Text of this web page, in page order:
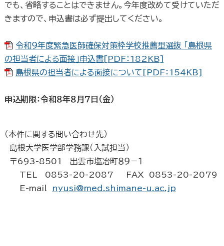
でも、省略することはできません。今年度改めて受けていただ
きますので、申込書は必ず提出してください。
令和９年度緊急医師確保対策枠学校推薦型選抜 「島根県
の担当者による面接」申込書[PDF：182KB]
島根県の担当者による面接について[PDF：154KB]
申込期限：令和８年８月７日（金）
（本件に関する問い合わせ先）
島根大学医学部学務課（入試担当）
〒693-8501 出雲市塩冶町８９－１
TEL 0853-20-2087 FAX 0853-20-2079
E-mail
nyusi@med.shimane-u.ac.jp